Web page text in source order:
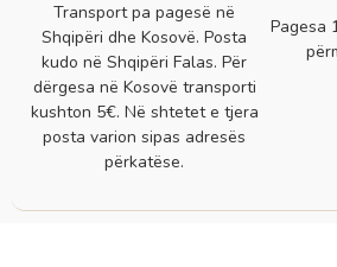
Transport pa pagesë në
Shqipëri dhe Kosovë. Posta
kudo në Shqipëri Falas. Për
dërgesa në Kosovë transporti
kushton 5€. Në shtetet e tjera
posta varion sipas adresës
përkatëse.
Pagesa